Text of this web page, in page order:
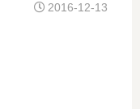
2016-12-13